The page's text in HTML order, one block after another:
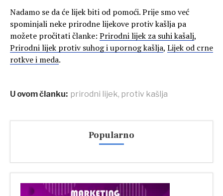
Nadamo se da će lijek biti od pomoći. Prije smo već
spominjali neke prirodne lijekove protiv kašlja pa
možete pročitati članke: Prirodni lijek za suhi kašalj,
Prirodni lijek protiv suhog i upornog kašlja, Lijek od crne
rotkve i meda.
U ovom članku: prirodni lijek, protiv kašlja
Popularno